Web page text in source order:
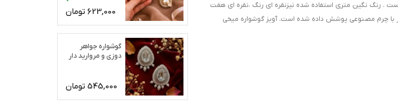
. رنگ نگین متری استفاده شده نیزنقره ای رنگ ،نقره ای هفت
با چرم مصنوعی پوشش داده شده است. آویز گوشواره میخی
623,000 تومان
گوشواره جواهر
دوزی و مروارید دار
545,000 تومان